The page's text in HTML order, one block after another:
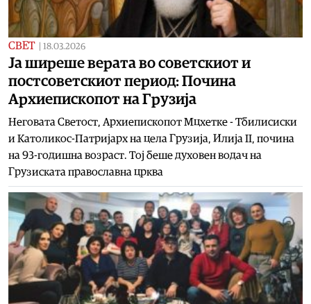
СВЕТ 18.03.2026
Ја ширеше верата во советскиот и
постсоветскиот период: Почина
Архиепископот на Грузија
Неговата Светост, Архиепископот Мцхетке - Тбилисиски
и Католикос-Патријарх на цела Грузија, Илија II, почина
на 93-годишна возраст. Тој беше духовен водач на
Грузиската православна црква